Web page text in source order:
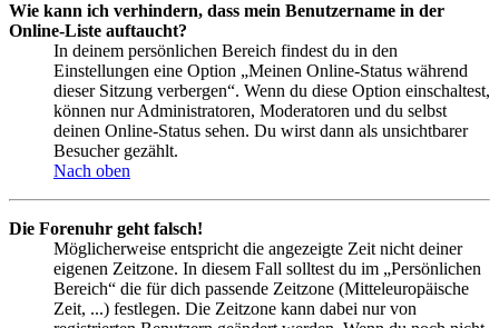
Wie kann ich verhindern, dass mein Benutzername in der
Online-Liste auftaucht?
In deinem persönlichen Bereich findest du in den
Einstellungen eine Option „Meinen Online-Status während
dieser Sitzung verbergen“. Wenn du diese Option einschaltest,
können nur Administratoren, Moderatoren und du selbst
deinen Online-Status sehen. Du wirst dann als unsichtbarer
Besucher gezählt.
Nach oben
Die Forenuhr geht falsch!
Möglicherweise entspricht die angezeigte Zeit nicht deiner
eigenen Zeitzone. In diesem Fall solltest du im „Persönlichen
Bereich“ die für dich passende Zeitzone (Mitteleuropäische
Zeit, ...) festlegen. Die Zeitzone kann dabei nur von